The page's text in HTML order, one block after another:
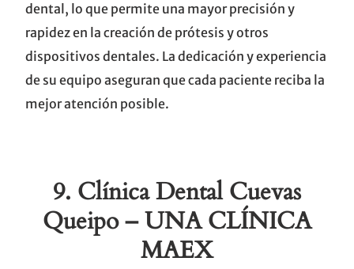
dental, lo que permite una mayor precisión y
rapidez en la creación de prótesis y otros
dispositivos dentales. La dedicación y experiencia
de su equipo aseguran que cada paciente reciba la
mejor atención posible.
9. Clínica Dental Cuevas
Queipo – UNA CLÍNICA
MAEX